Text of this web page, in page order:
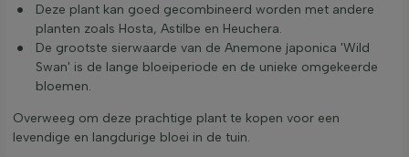
Deze plant kan goed gecombineerd worden met andere
planten zoals Hosta, Astilbe en Heuchera.
De grootste sierwaarde van de Anemone japonica 'Wild
Swan' is de lange bloeiperiode en de unieke omgekeerde
bloemen.
Overweeg om deze prachtige plant te kopen voor een
levendige en langdurige bloei in de tuin.